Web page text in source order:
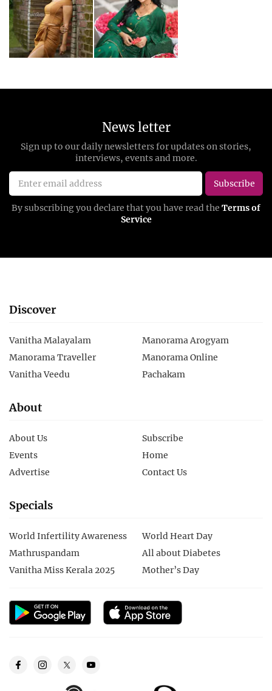
Discover
Vanitha Malayalam
Manorama Arogyam
Manorama Traveller
Manorama Online
Vanitha Veedu
Pachakam
About
About Us
Subscribe
Events
Home
Advertise
Contact Us
Specials
World Infertility Awareness
World Heart Day
Mathruspandam
All about Diabetes
Vanitha Miss Kerala 2025
Mother’s Day